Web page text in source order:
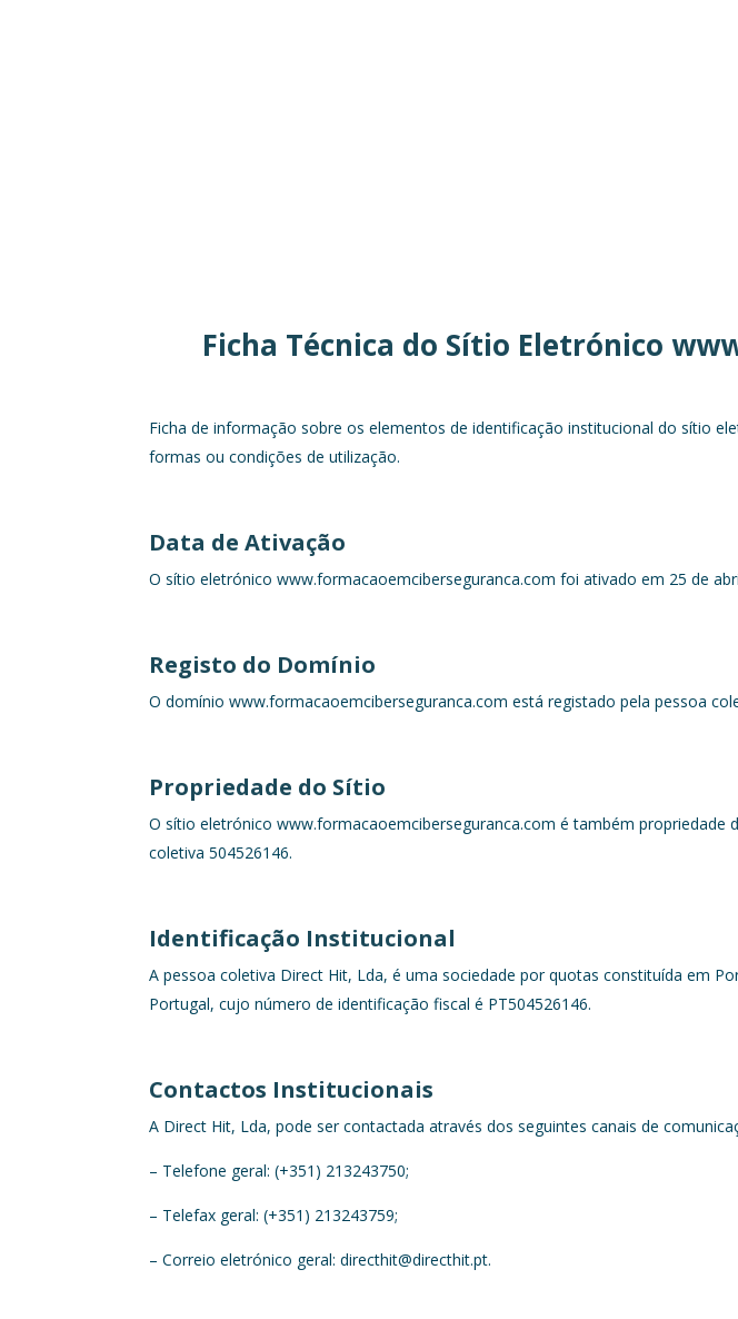
Ficha Técnica do Sítio Eletrónico
Ficha de informação sobre os elementos de identificação institucional do sítio
formas ou condições de utilização.
Data de Ativação
O sítio eletrónico www.formacaoemciberseguranca.com foi ativado em 25 de
Registo do Domínio
O domínio www.formacaoemciberseguranca.com está registado pela pessoa
Propriedade do Sítio
O sítio eletrónico www.formacaoemciberseguranca.com é também
coletiva 504526146.
Identificação Institucional
A pessoa coletiva Direct Hit, Lda, é uma sociedade por quotas constituída em
Portugal, cujo número de identificação fiscal é PT504526146.
Contactos Institucionais
A Direct Hit, Lda, pode ser contactada através dos seguintes canais de
– Telefone geral: (+351) 213243750;
– Telefax geral: (+351) 213243759;
– Correio eletrónico geral: directhit@directhit.pt.